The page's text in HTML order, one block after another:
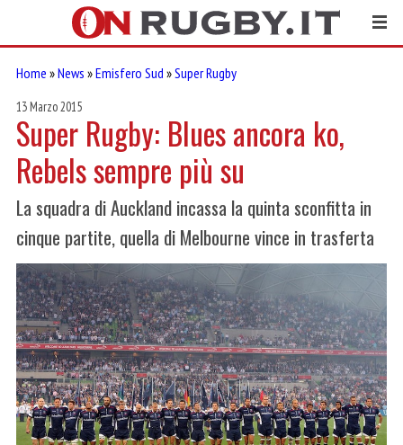
Home »News »Emisfero Sud »Super Rugby
13 Marzo 2015
Super Rugby: Blues ancora ko,
Rebels sempre più su
La squadra di Auckland incassa la quinta sconfitta in
cinque partite, quella di Melbourne vince in trasferta